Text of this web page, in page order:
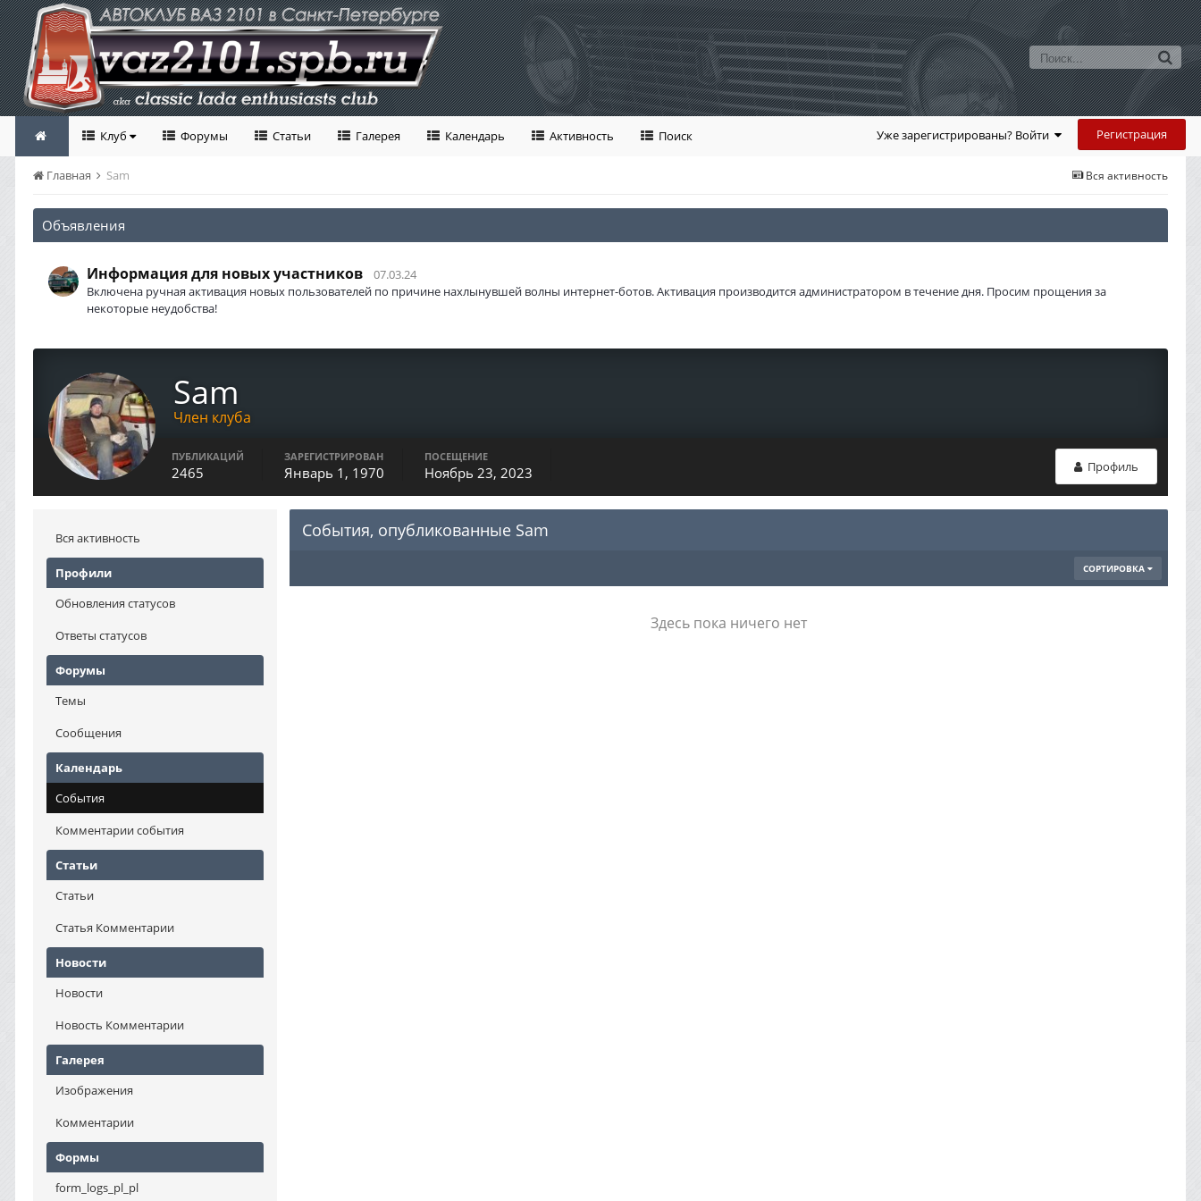
Уже зарегистрированы? Войти Регистрация
Клуб Форумы Статьи Галерея Календарь Активность Поиск
Вся активность
Главная Sam
Объявления
Информация для новых участников
07.03.24
Включена ручная активация новых пользователей по причине нахлынувшей волны интернет-ботов. Активация производится администратором в течение дня. Просим прощения за
некоторые неудобства!
Sam
Член клуба
Профиль
ПУБЛИКАЦИЙ
2465
ЗАРЕГИСТРИРОВАН
Январь 1, 1970
ПОСЕЩЕНИЕ
Ноябрь 23, 2023
Вся активность
Профили
Обновления статусов
Ответы статусов
Форумы
Темы
Сообщения
Календарь
События
Комментарии события
Статьи
Статьи
Статья Комментарии
Новости
Новости
Новость Комментарии
Галерея
Изображения
Комментарии
Формы
form_logs_pl_pl
События, опубликованные Sam
СОРТИРОВКА
Здесь пока ничего нет